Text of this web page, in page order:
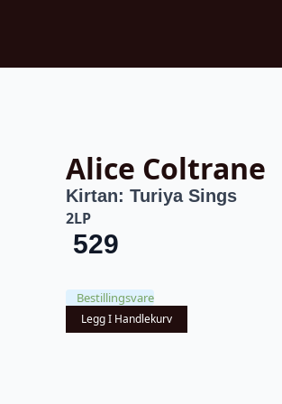
Alice Coltrane
Kirtan: Turiya Sings
2LP
529
Bestillingsvare
Legg I Handlekurv